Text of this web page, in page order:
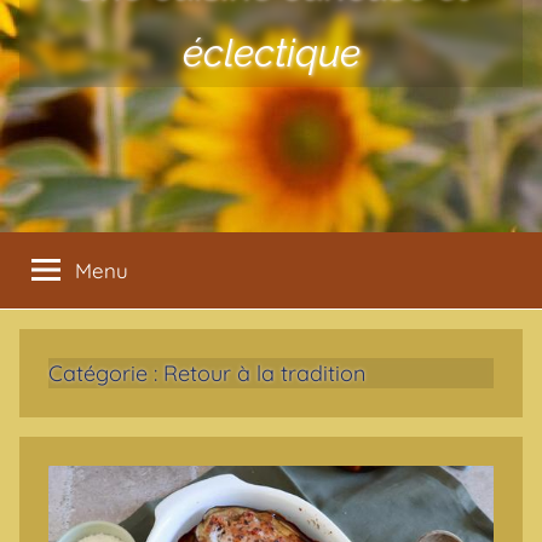
éclectique
Menu
Catégorie : Retour à la tradition